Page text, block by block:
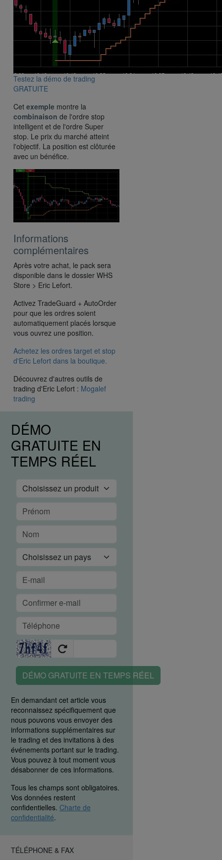
Testez la démo de trading
GRATUITE
Cet exemple montre la
combinaison de l'ordre stop
intelligent et de l'ordre Super
stop. Le prix du marché atteint
l'objectif. La position est clôturée
avec un bénéfice.
Informations
complémentaires
Après votre achat, le pack sera
disponible dans le dossier WHS
Store > Eric Lefort.
Activez TradeGuard + AutoOrder
pour que les ordres soient
automatiquement placés lorsque
vous ouvrez une position.
Achetez les ordres target et stop
d'Eric Lefort dans la boutique.
Découvrez d'autres outils de
trading d'Eric Lefort : Mogalef
trading
DÉMO
GRATUITE EN
TEMPS RÉEL
DÉMO GRATUITE EN TEMPS RÉEL
En demandant cet article vous
reconnaissez spécifiquement que
nous pouvons vous envoyer des
informations supplémentaires sur
le trading et des invitations à des
événements portant sur le trading.
Vous pouvez à tout moment vous
désabonner de ces informations.
Tous les champs sont obligatoires.
Vos données restent
confidentielles. Charte de
confidentialité.
TÉLÉPHONE & FAX